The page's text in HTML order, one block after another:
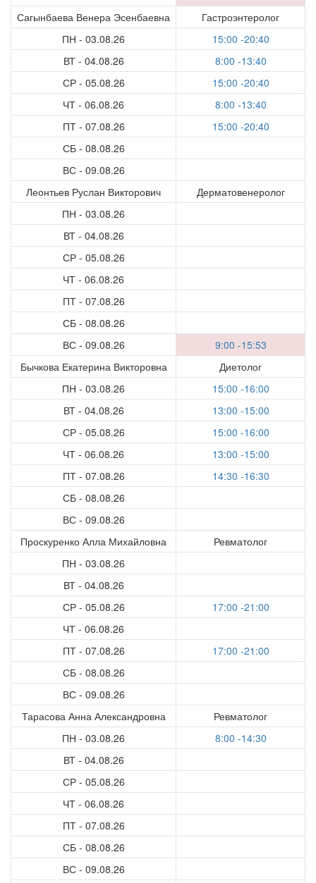
Сагынбаева Венера Эсенбаевна
Гастроэнтеролог
ПН - 03.08.26
15:00 -20:40
ВТ - 04.08.26
8:00 -13:40
СР - 05.08.26
15:00 -20:40
ЧТ - 06.08.26
8:00 -13:40
ПТ - 07.08.26
15:00 -20:40
СБ - 08.08.26
ВС - 09.08.26
Леонтьев Руслан Викторович
Дерматовенеролог
ПН - 03.08.26
ВТ - 04.08.26
СР - 05.08.26
ЧТ - 06.08.26
ПТ - 07.08.26
СБ - 08.08.26
ВС - 09.08.26
9:00 -15:53
Бычкова Екатерина Викторовна
Диетолог
ПН - 03.08.26
15:00 -16:00
ВТ - 04.08.26
13:00 -15:00
СР - 05.08.26
15:00 -16:00
ЧТ - 06.08.26
13:00 -15:00
ПТ - 07.08.26
14:30 -16:30
СБ - 08.08.26
ВС - 09.08.26
Проскуренко Алла Михайловна
Ревматолог
ПН - 03.08.26
ВТ - 04.08.26
СР - 05.08.26
17:00 -21:00
ЧТ - 06.08.26
ПТ - 07.08.26
17:00 -21:00
СБ - 08.08.26
ВС - 09.08.26
Тарасова Анна Александровна
Ревматолог
ПН - 03.08.26
8:00 -14:30
ВТ - 04.08.26
СР - 05.08.26
ЧТ - 06.08.26
ПТ - 07.08.26
СБ - 08.08.26
ВС - 09.08.26